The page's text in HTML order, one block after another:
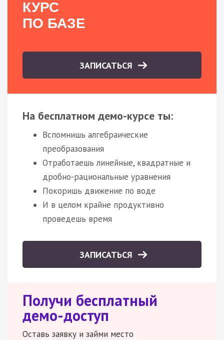
КУРС
ПО БАЗЕ
ЗАПИСАТЬСЯ
На бесплатном демо-курсе ты:
Вспомнишь алгебраические
преобразования
Отработаешь линейные, квадратные и
дробно-рациональные уравнения
Покоришь движение по воде
И в целом крайне продуктивно
проведешь время
ЗАПИСАТЬСЯ
Получи бесплатный
демо-доступ
Оставь заявку и займи место